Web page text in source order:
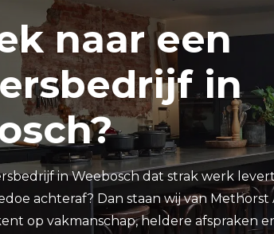
naar een
in
in Weebosch dat strak werk
achteraf? Dan staan wij van Methorst
op vakmanschap, heldere afspraken